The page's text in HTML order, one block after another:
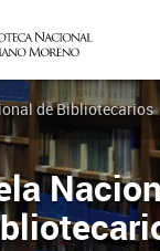
de Bibliotecarios